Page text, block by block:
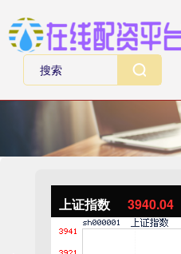
上证指数 3940.04